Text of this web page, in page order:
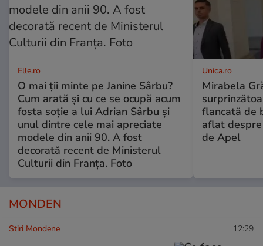
Elle.ro
O mai ții minte pe Janine Sârbu?
Cum arată și cu ce se ocupă acum
fosta soție a lui Adrian Sârbu și
unul dintre cele mai apreciate
modele din anii 90. A fost
decorată recent de Ministerul
Culturii din Franța. Foto
Unica.ro
Mirabela
flancată de
aflat
de Apel
MONDEN
Stiri Mondene 12:29